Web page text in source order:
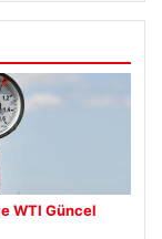
WTI Güncel